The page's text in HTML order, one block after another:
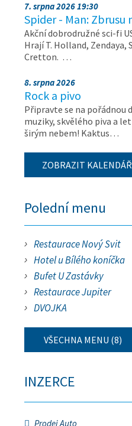
7. srpna 2026 19:30
Spider - Man: Zbrusu
Akční dobrodružné sci-fi
Hrají T. Holland, Zendaya,
Cretton. …
8. srpna 2026
Rock a pivo
Připravte se na pořádnou
muziky, skvělého piva a
širým nebem! Kaktus…
ZOBRAZIT
Polední menu
Restaurace Nový Svit
Hotel u Bílého koníčka
Bufet U Zastávky
Restaurace Jupiter
DVOJKA
VŠECHNA MENU (8)
INZERCE
Prodej Auto